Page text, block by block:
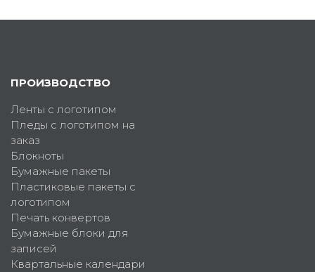
ПРОИЗВОДСТВО
Ленты с логотипом
Пледы с логотипом на
заказ
Блокноты
Бумажные пакеты
Пластиковые пакеты с
логотипом
Печать конвертов
Бумажные блоки для
записей
Квартальные календари